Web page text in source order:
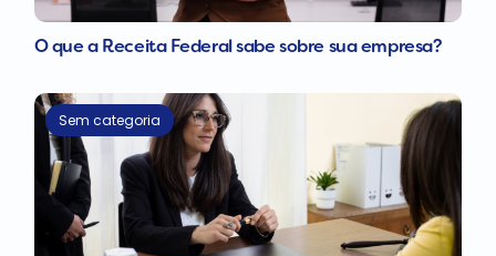
O que a Receita Federal sabe sobre sua empresa?
Sem categoria